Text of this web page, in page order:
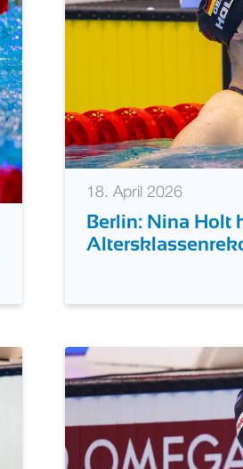
18. April 2026
Berlin: Nina Holt